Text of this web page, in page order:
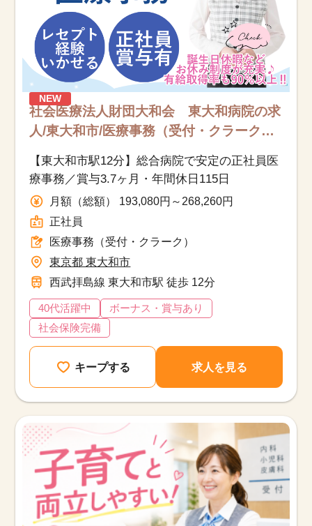
NEW
社会医療法人財団大和会 東大和病院の求
人/東大和市/医療事務（受付・クラーク）/
正社員
【東大和市駅12分】総合病院で安定の正社員医
療事務／賞与3.7ヶ月・年間休日115日
月額（総額） 193,080円～268,260円
正社員
医療事務（受付・クラーク）
東京都 東大和市
西武拝島線 東大和市駅 徒歩 12分
40代活躍中
ボーナス・賞与あり
社会保険完備
キープする 求人を見る